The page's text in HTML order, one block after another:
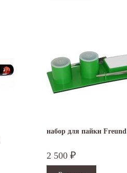
набор для пайки Freund
2 500 ₽